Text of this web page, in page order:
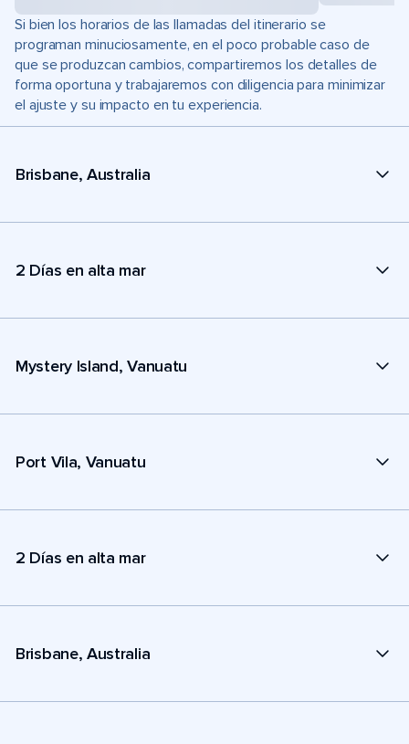
Si bien los horarios de las llamadas del itinerario se
programan minuciosamente, en el poco probable caso de
que se produzcan cambios, compartiremos los detalles de
forma oportuna y trabajaremos con diligencia para minimizar
el ajuste y su impacto en tu experiencia.
Brisbane, Australia
2 Días en alta mar
Mystery Island, Vanuatu
Port Vila, Vanuatu
2 Días en alta mar
Brisbane, Australia